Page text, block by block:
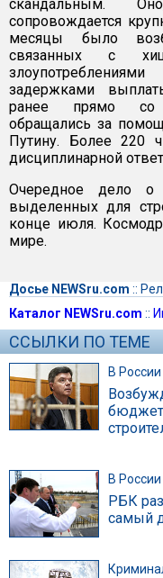
скандальным.
сопровождается
месяцы было
связанных с
задержками
ранее прямо со
обращались за
Путину. Более 220
дисциплинарной
Очередное дело о
выделенных для
конце июля.
мире.
Досье NEWSru.com ::
Каталог NEWSru.com ::
ССЫЛКИ ПО ТЕМЕ
В России
В России
РБК
самый